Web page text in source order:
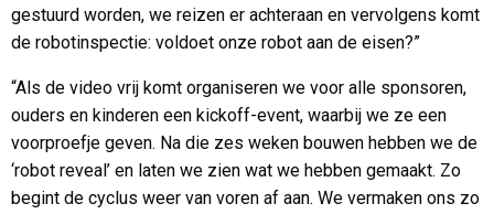
gestuurd worden, we reizen er achteraan en vervolgens komt
de robotinspectie: voldoet onze robot aan de eisen?”
“Als de video vrij komt organiseren we voor alle sponsoren,
ouders en kinderen een kickoff-event, waarbij we ze een
voorproefje geven. Na die zes weken bouwen hebben we de
‘robot reveal’ en laten we zien wat we hebben gemaakt. Zo
begint de cyclus weer van voren af aan. We vermaken ons zo